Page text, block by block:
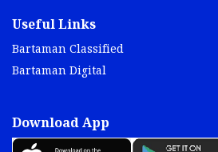
Useful Links
Bartaman Classified
Bartaman Digital
Download App